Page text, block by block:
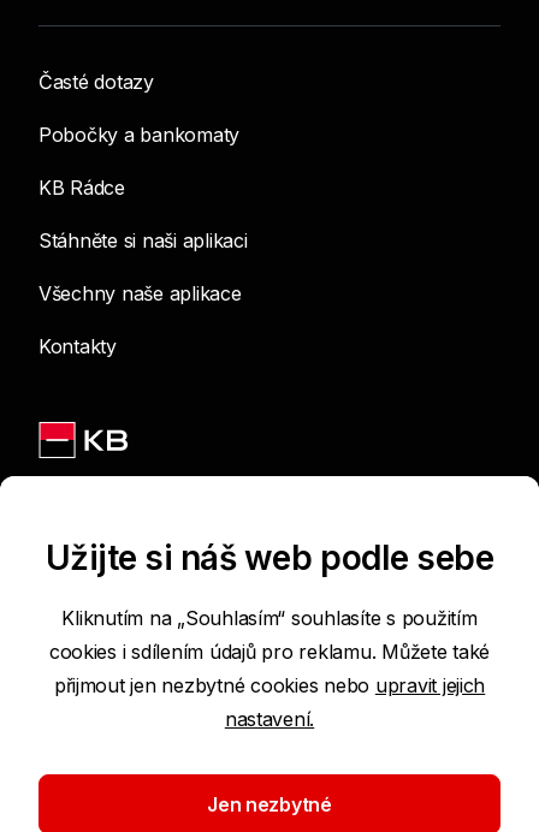
Časté dotazy
Pobočky a bankomaty
KB Rádce
Stáhněte si naši aplikaci
Všechny naše aplikace
Kontakty
Podmínky používání internetových stránek
Prohlášení o přístupnosti
Ochrana osobních údajů
Užijte si náš web podle sebe
Kliknutím na „Souhlasím“ souhlasíte s použitím
cookies i sdílením údajů pro reklamu. Můžete také
přijmout jen nezbytné cookies nebo upravit jejich
nastavení.
Jen nezbytné